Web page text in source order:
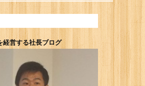
経営する社長ブログ